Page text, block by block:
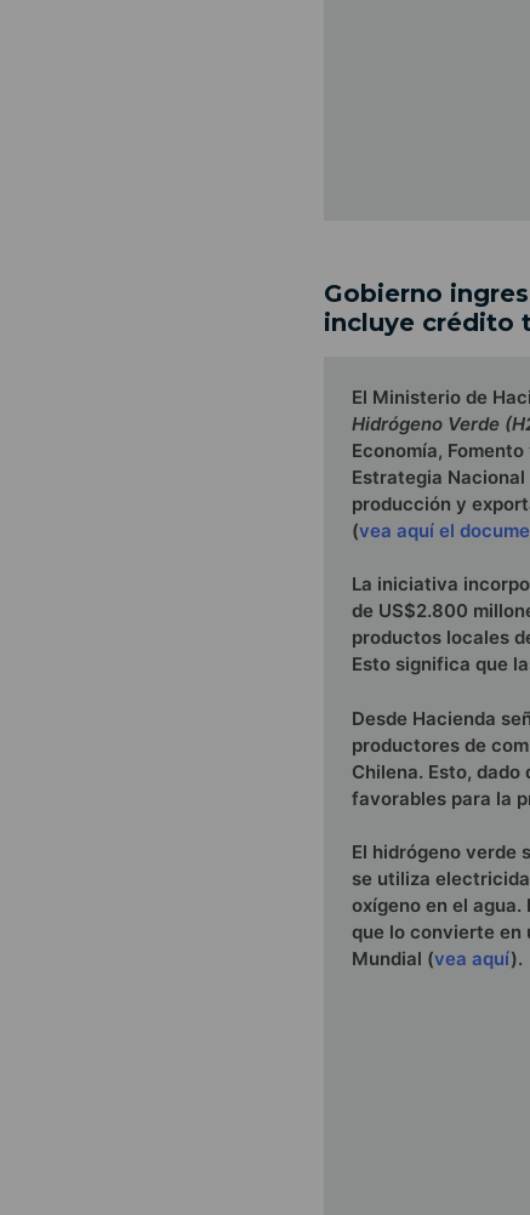
Gobierno
incluye crédito
El Ministerio de
Hidrógeno Verde
Economía,
Estrategia
producción y
(vea aquí el
La iniciativa
de US$2.800
productos locales
Esto significa que
Desde Hacienda
productores de
Chilena. Esto,
favorables para la
El hidrógeno verde
se utiliza
oxígeno en el
que lo convierte en
Mundial (vea aquí).